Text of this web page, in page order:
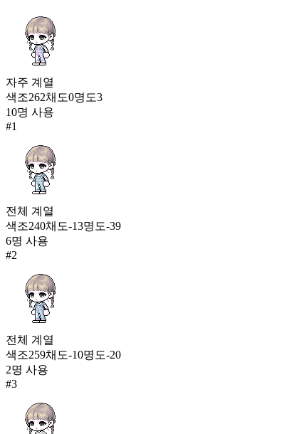
포근 도치 멜빵
283
335
오데트 튀튀(여)
산호 바다(여)
336
초월자 제로 알파 슈트(남)
281
338
파란 물보라(남)
달콤한 눈꽃(여)
279
340
자주 계열
색조262채도0명도3
10명 사용
#1
전체 계열
색조240채도-13명도-39
6명 사용
#2
전체 계열
색조259채도-10명도-20
2명 사용
#3